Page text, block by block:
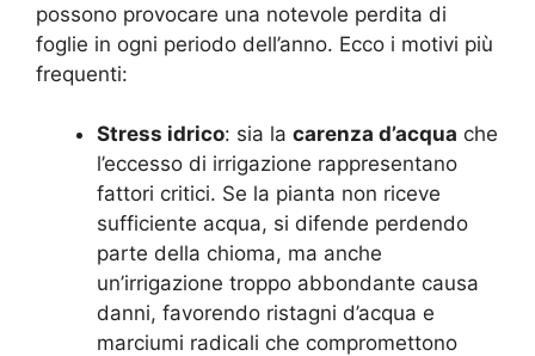
possono provocare una notevole perdita di
foglie in ogni periodo dell’anno. Ecco i motivi più
frequenti:
Stress idrico: sia la carenza d’acqua che
l’eccesso di irrigazione rappresentano
fattori critici. Se la pianta non riceve
sufficiente acqua, si difende perdendo
parte della chioma, ma anche
un’irrigazione troppo abbondante causa
danni, favorendo ristagni d’acqua e
marciumi radicali che compromettono